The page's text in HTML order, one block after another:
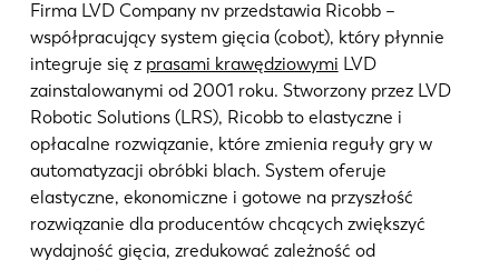
Firma LVD Company nv przedstawia Ricobb –
współpracujący system gięcia (cobot), który płynnie
integruje się z prasami krawędziowymi LVD
zainstalowanymi od 2001 roku. Stworzony przez LVD
Robotic Solutions (LRS), Ricobb to elastyczne i
opłacalne rozwiązanie, które zmienia reguły gry w
automatyzacji obróbki blach. System oferuje
elastyczne, ekonomiczne i gotowe na przyszłość
rozwiązanie dla producentów chcących zwiększyć
wydajność gięcia, zredukować zależność od
Odkryj LVD
Realizacje
Wydarzenia
Centrum zasobów
Branże i rozwiązania
Oferty pracy